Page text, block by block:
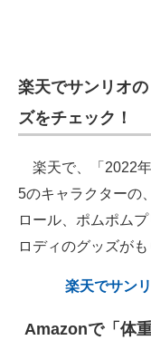
楽天でサンリオ
ズをチェック！
楽天で、「2022
5のキャラクターの
ロール、ポムポム
ロディのグッズがも
楽天でサン
Amazonで「体